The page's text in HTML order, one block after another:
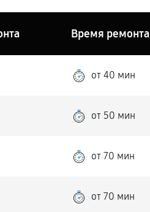
Время ремонта
от 40 мин
от 50 мин
от 70 мин
от 70 мин